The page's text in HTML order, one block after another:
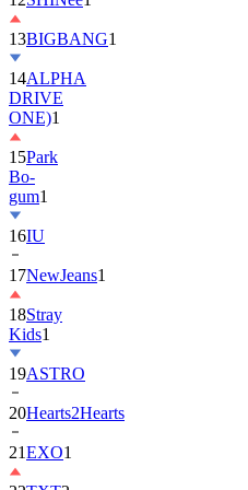
13BIGBANG1
14ALPHA
DRIVE
ONE)1
15Park
Bo-
gum1
16IU
17NewJeans1
18Stray
Kids1
19ASTRO
20Hearts2Hearts
21EXO1